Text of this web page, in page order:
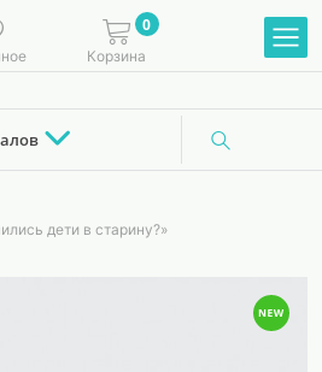
0
Корзина
дети в старину?»